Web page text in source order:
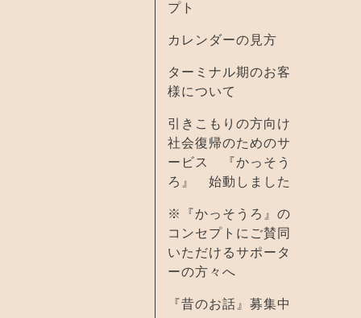
プト
カレンダーの見方
ターミナル期のお客
様について
引きこもりの方向け
社会復帰のためのサ
ービス 『かっそう
ろ』 始動しました
※『かっそうろ』の
コンセプトにご賛同
いただけるサポータ
ーの方々へ
『昔のお話』募集中